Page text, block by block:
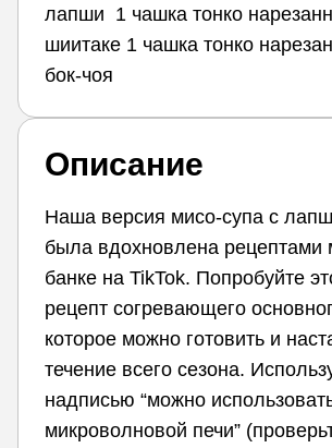
лапши 1 чашка тонко
шиитаке 1 чашка тонко
бок-чоя
Описание
Наша версия мисо-супа с
была вдохновлена рецептами
банке на TikTok. Попробуйте
рецепт согревающего
которое можно готовить и
течение всего сезона.
надписью “можно
микроволновой печи”